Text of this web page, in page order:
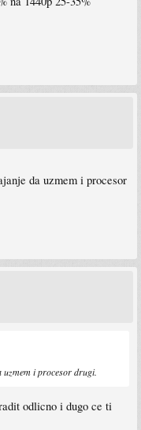
da uzmem i procesor
uzmem i procesor drugi.
odlicno i dugo ce ti